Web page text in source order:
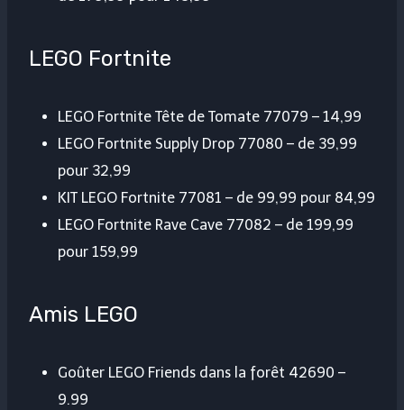
LEGO Fortnite
LEGO Fortnite Tête de Tomate 77079 – 14,99
LEGO Fortnite Supply Drop 77080 – de 39,99
pour 32,99
KIT LEGO Fortnite 77081 – de 99,99 pour 84,99
LEGO Fortnite Rave Cave 77082 – de 199,99
pour 159,99
Amis LEGO
Goûter LEGO Friends dans la forêt 42690 –
9.99